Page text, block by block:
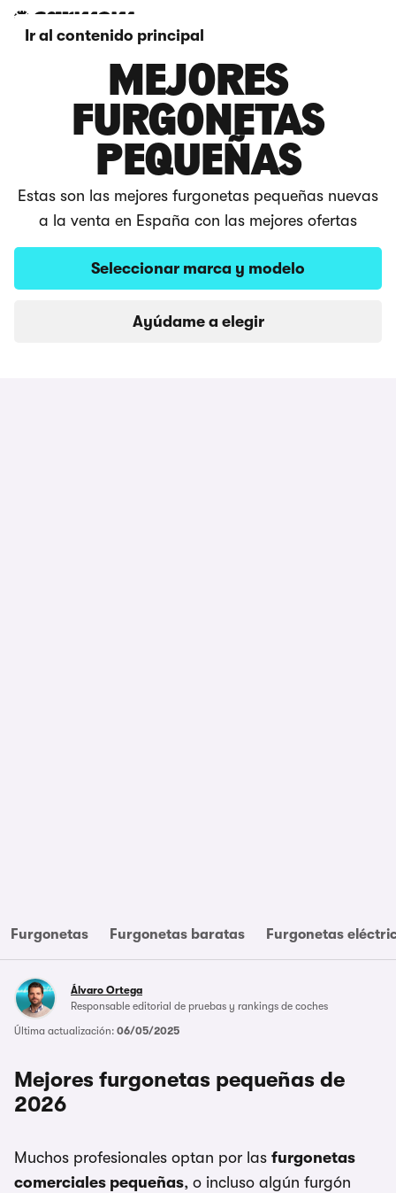
Ir al contenido principal
MEJORES
FURGONETAS
PEQUEÑAS
Estas son las mejores furgonetas pequeñas nuevas
a la venta en España con las mejores ofertas
Seleccionar marca y modelo
Ayúdame a elegir
Furgonetas Furgonetas baratas Furgonetas
Álvaro Ortega
Responsable editorial de pruebas y rankings de coches
Última actualización: 06/05/2025
Mejores furgonetas pequeñas de
2026
Muchos profesionales optan por las furgonetas
comerciales pequeñas, o incluso algún furgón